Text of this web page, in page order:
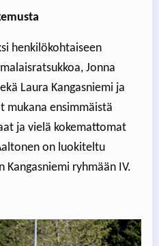
henkilökohtaiseen
Jonna
Laura Kangasniemi ja
mukana ensimmäistä
ja vielä kokemattomat
on luokiteltu
Kangasniemi ryhmään IV.